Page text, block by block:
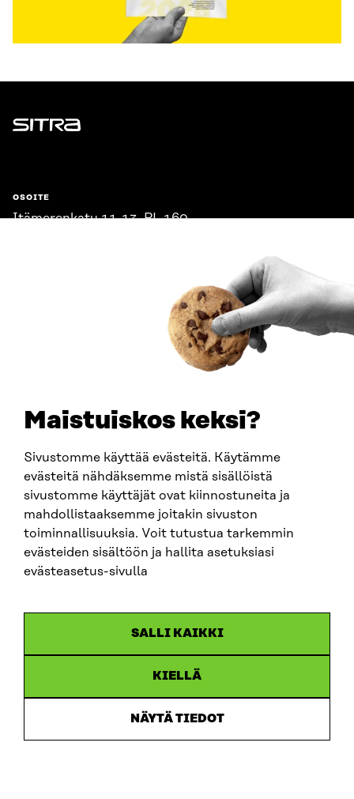
Maistuiskos keksi?
Sivustomme käyttää evästeitä. Käytämme
evästeitä nähdäksemme mistä sisällöistä
sivustomme käyttäjät ovat kiinnostuneita ja
mahdollistaaksemme joitakin sivuston
toiminnallisuuksia. Voit tutustua tarkemmin
evästeiden sisältöön ja hallita asetuksiasi
evästeasetus-sivulla
SALLI KAIKKI
KIELLÄ
NÄYTÄ TIEDOT
Sitra
OSOITE
Itämerenkatu 11-13, PL 160,
SITRA SOSIAALISESSA MEDIASSA
LinkedIn
Instagram
YouTube
Saavutettavuusseloste
Asiakirjajulkisuus